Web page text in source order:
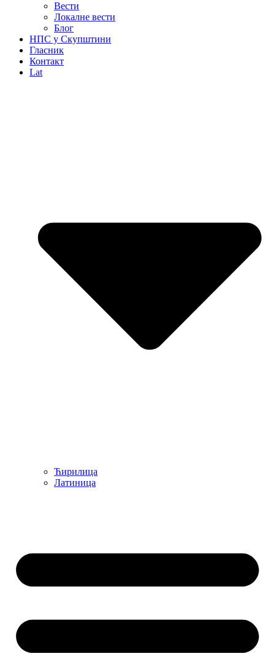
Вести
Локалне вести
Блог
НПС у Скупштини
Гласник
Контакт
Lat
Ћирилица
Латиница